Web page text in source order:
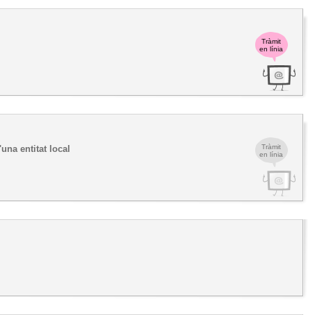
Tràmit
en línia
Tràmit
en línia
entitat local